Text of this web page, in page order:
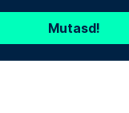
Mutasd!